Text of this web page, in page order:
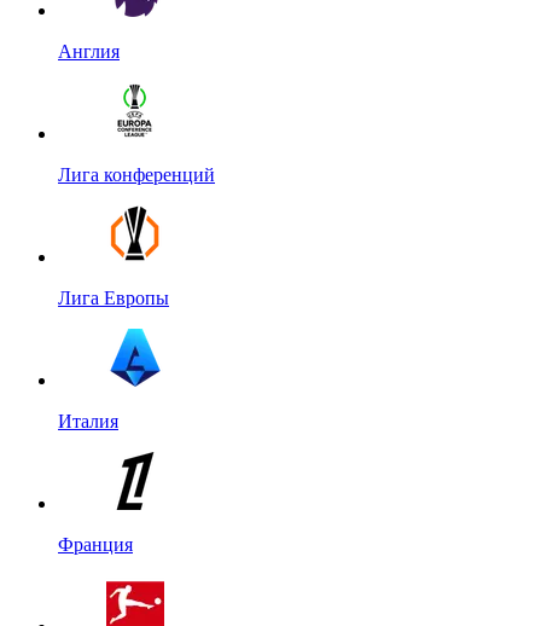
Англия
Лига конференций
Лига Европы
Италия
Франция